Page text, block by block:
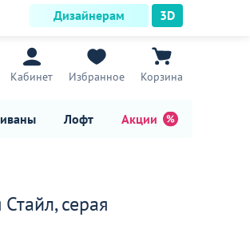
Дизайнерам 3D
Кабинет Избранное Корзина
Лофт Акции
серая